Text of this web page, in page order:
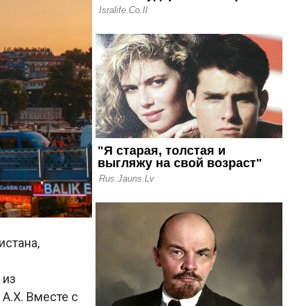
А.Х. Вместе с